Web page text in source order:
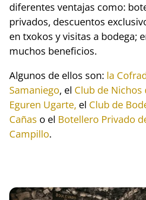
diferentes ventajas como:
privados, descuentos
en txokos y visitas a bodega;
muchos beneficios.
Algunos de ellos son: la
Samaniego, el Club de Nichos
Eguren Ugarte, el Club de
Cañas o el Botellero Privado
Campillo.